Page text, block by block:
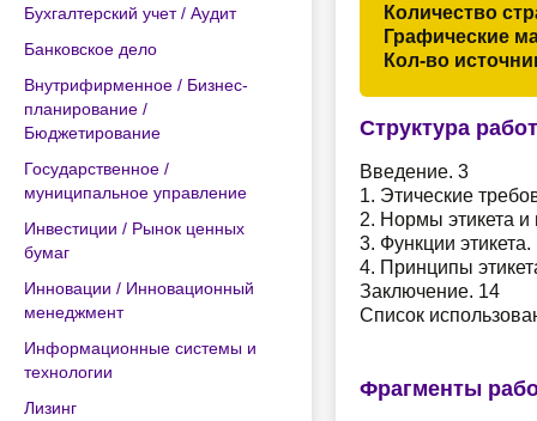
Бухгалтерский учет / Аудит
Банковское дело
Внутрифирменное / Бизнес-
планирование /
Бюджетирование
Государственное /
муниципальное управление
Инвестиции / Рынок ценных
бумаг
Инновации / Инновационный
менеджмент
Информационные системы и
технологии
Лизинг
Количество
Графические
Кол-во
Структура
Введение. 3
1. Этические
2. Нормы этикета и
3. Функции этикета.
4. Принципы
Заключение. 14
Список
Фрагменты